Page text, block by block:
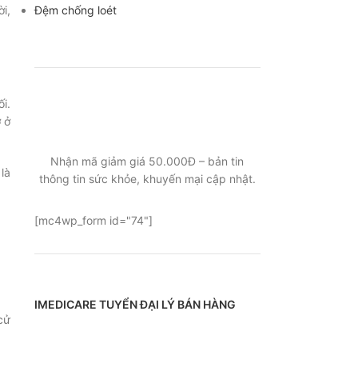
ở
Đệm chống loét
Nhận mã giảm giá 50.000Đ – bản tin
thông tin sức khỏe, khuyến mại cập nhật.
[mc4wp_form id="74"]
IMEDICARE TUYỂN ĐẠI LÝ BÁN HÀNG